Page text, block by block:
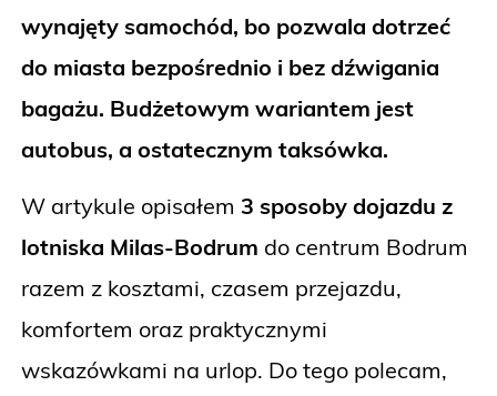
wynajęty samochód, bo pozwala dotrzeć
do miasta bezpośrednio i bez dźwigania
bagażu. Budżetowym wariantem jest
autobus, a ostatecznym taksówka.
W artykule opisałem 3 sposoby dojazdu z
lotniska Milas-Bodrum do centrum Bodrum
razem z kosztami, czasem przejazdu,
komfortem oraz praktycznymi
wskazówkami na urlop. Do tego polecam,